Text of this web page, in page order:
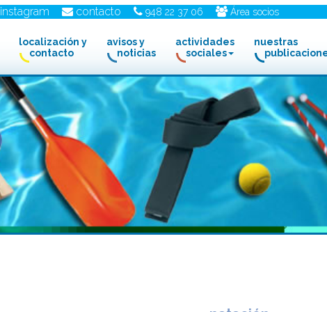
instagram contacto 948 22 37 06 Área socios
localización y
contacto
avisos y
noticias
actividades
sociales
nuestras